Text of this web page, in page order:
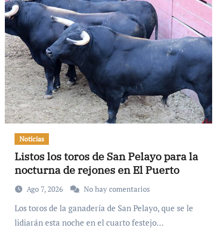
Noticias
Listos los toros de San Pelayo para la
nocturna de rejones en El Puerto
Ago 7, 2026 No hay comentarios
Los toros de la ganadería de San Pelayo, que se le
lidiarán esta noche en el cuarto festejo…